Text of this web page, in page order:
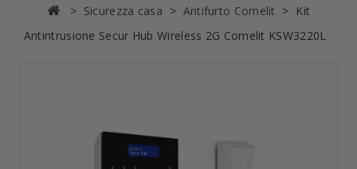
Sicurezza casa Antifurto Comelit
Kit
Antintrusione Secur Hub Wireless 2G Comelit KSW3220L